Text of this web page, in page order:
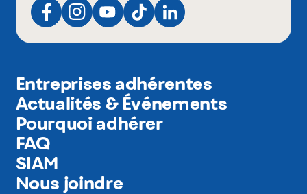
Entreprises adhérentes
Actualités & Événements
Pourquoi adhérer
FAQ
SIAM
Nous joindre